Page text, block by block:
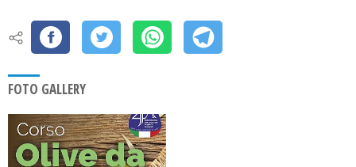
FOTO GALLERY